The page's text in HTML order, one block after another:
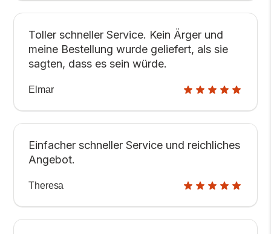
Toller schneller Service. Kein Ärger und
meine Bestellung wurde geliefert, als sie
sagten, dass es sein würde.
Elmar
Einfacher schneller Service und reichliches
Angebot.
Theresa